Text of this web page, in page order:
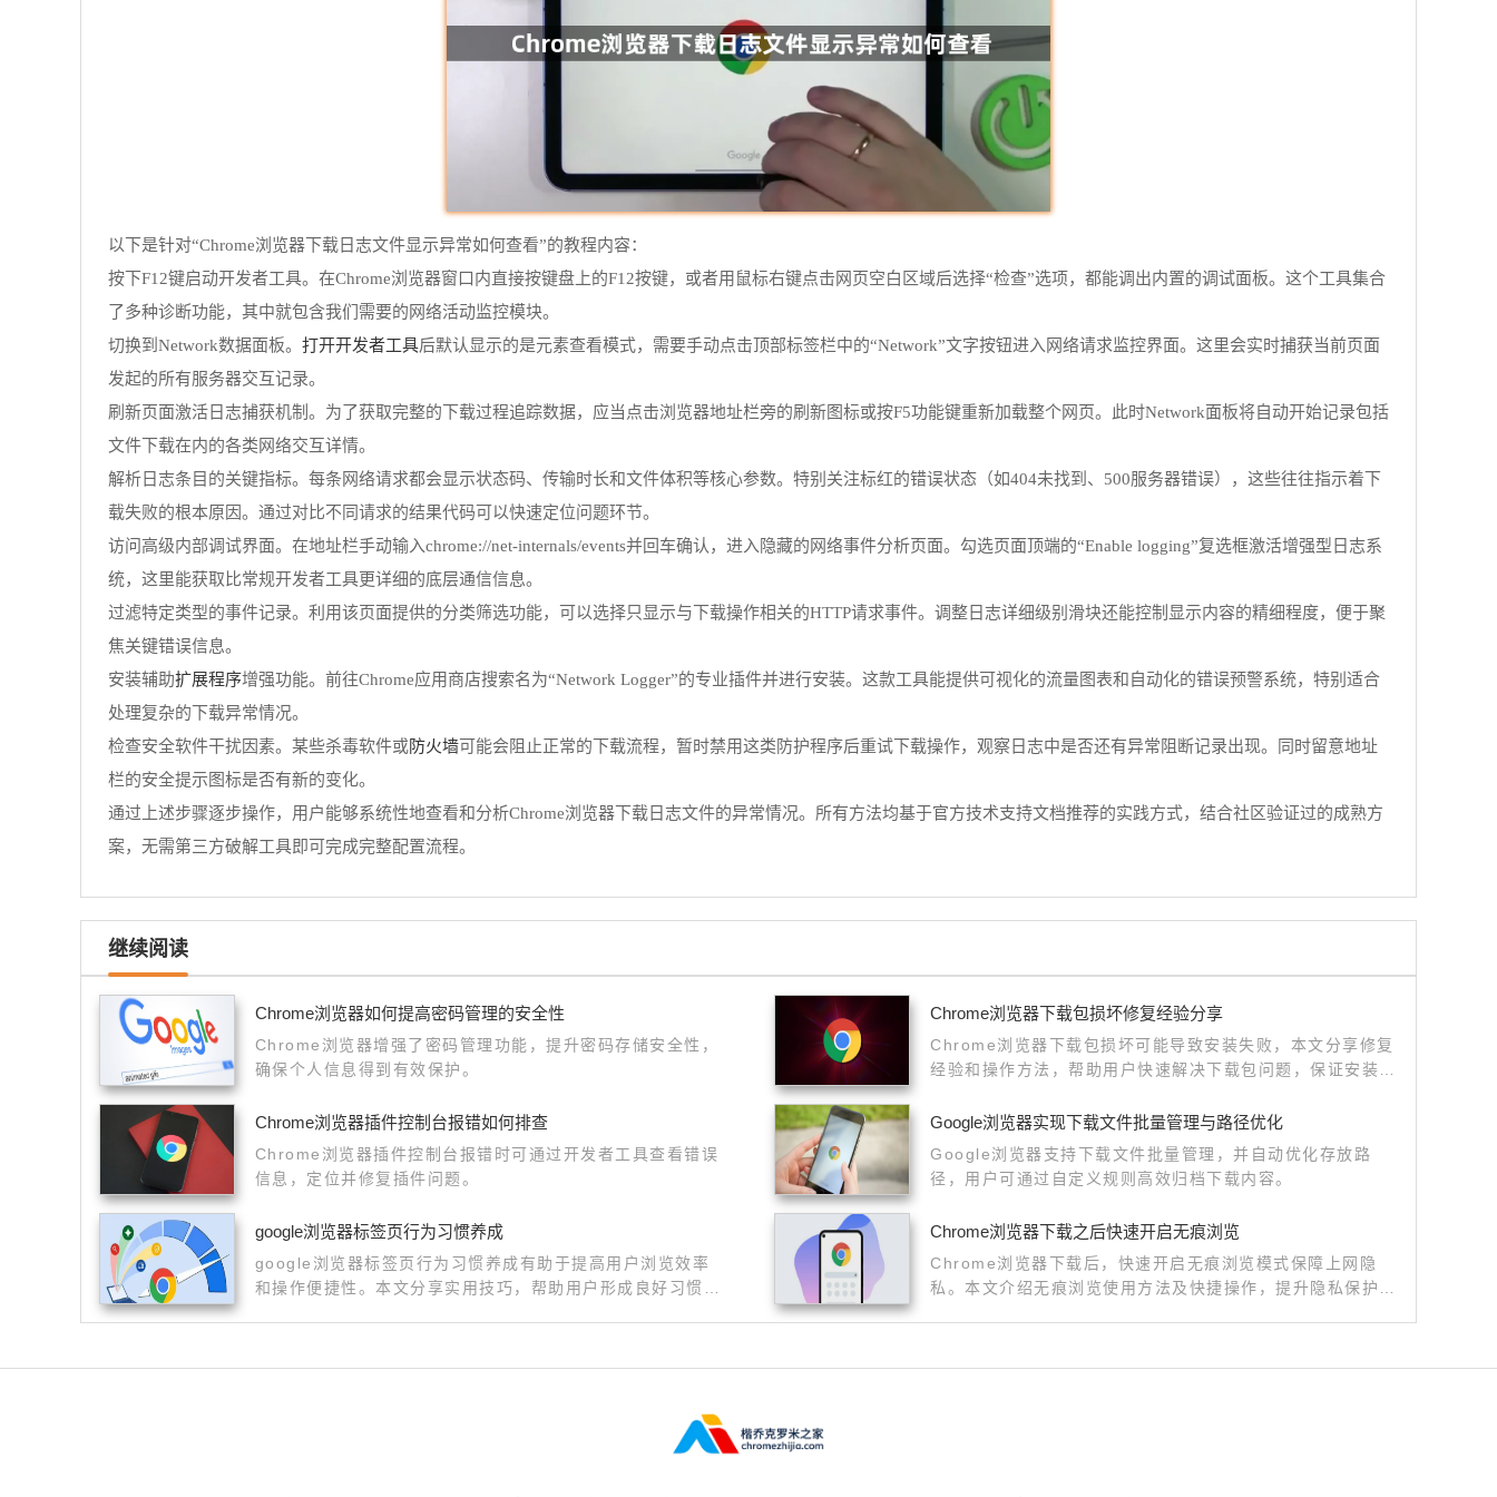
以下是针对“Chrome浏览器下载日志文件显示异常如何查看”的教程内容：
按下F12键启动开发者工具。在Chrome浏览器窗口内直接按键盘上的F12按键，或者用鼠标右键点击网页空白区域后选择“检查”选项，都能调出内置的调试面板。这个工具集合
了多种诊断功能，其中就包含我们需要的网络活动监控模块。
切换到Network数据面板。 打开开发者工具后默认显示的是元素查看模式，需要手动点击顶部标签栏中的“Network”文字按钮进入网络请求监控界面。这里会实时捕获当前页面
发起的所有服务器交互记录。
刷新页面激活日志捕获机制。为了获取完整的下载过程追踪数据，应当点击浏览器地址栏旁的刷新图标或按F5功能键重新加载整个网页。此时Network面板将自动开始记录包括
文件下载在内的各类网络交互详情。
解析日志条目的关键指标。每条网络请求都会显示状态码、传输时长和文件体积等核心参数。特别关注标红的错误状态（如404未找到、500服务器错误），这些往往指示着下
载失败的根本原因。通过对比不同请求的结果代码可以快速定位问题环节。
访问高级内部调试界面。在地址栏手动输入chrome://net-internals/events并回车确认，进入隐藏的网络事件分析页面。勾选页面顶端的“Enable logging”复选框激活增强型日志系
统，这里能获取比常规开发者工具更详细的底层通信信息。
过滤特定类型的事件记录。利用该页面提供的分类筛选功能，可以选择只显示与下载操作相关的HTTP请求事件。调整日志详细级别滑块还能控制显示内容的精细程度，便于聚
焦关键错误信息。
安装辅助扩展程序增强功能。前往Chrome应用商店搜索名为“Network Logger”的专业插件并进行安装。这款工具能提供可视化的流量图表和自动化的错误预警系统，特别适合
处理复杂的下载异常情况。
检查安全软件干扰因素。某些杀毒软件或防火墙可能会阻止正常的下载流程，暂时禁用这类防护程序后重试下载操作，观察日志中是否还有异常阻断记录出现。同时留意地址
栏的安全提示图标是否有新的变化。
通过上述步骤逐步操作，用户能够系统性地查看和分析Chrome浏览器下载日志文件的异常情况。所有方法均基于官方技术支持文档推荐的实践方式，结合社区验证过的成熟方
案，无需第三方破解工具即可完成完整配置流程。
继续阅读
Chrome浏览器如何提高密码管理的安全性
Chrome浏览器增强了密码管理功能，提升密码存储安全性，
确保个人信息得到有效保护。
Chrome浏览器下载包损坏修复经验分享
Chrome浏览器下载包损坏可能导致安装失败，本文分享修复
经验和操作方法，帮助用户快速解决下载包问题，保证安装顺
Chrome浏览器插件控制台报错如何排查
Chrome浏览器插件控制台报错时可通过开发者工具查看错误
信息，定位并修复插件问题。
Google浏览器实现下载文件批量管理与路径优化
Google浏览器支持下载文件批量管理，并自动优化存放路
径，用户可通过自定义规则高效归档下载内容。
google浏览器标签页行为习惯养成
google浏览器标签页行为习惯养成有助于提高用户浏览效率
和操作便捷性。本文分享实用技巧，帮助用户形成良好习惯，
Chrome浏览器下载之后快速开启无痕浏览
Chrome浏览器下载后，快速开启无痕浏览模式保障上网隐
私。本文介绍无痕浏览使用方法及快捷操作，提升隐私保护效